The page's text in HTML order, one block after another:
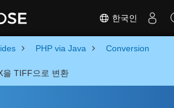
한국인
PHP via Java Conversion
을 TIFF으로 변환